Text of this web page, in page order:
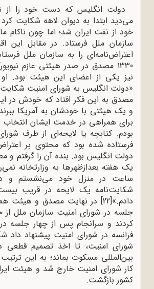
دولت انگلیس که دست خود را از
می‌دید ابتدا به دیوان لاهه شکایت
خود از نفت ایران شد؛ اما چون ناکام
سازمان ملل فرستاد. در مقابل این
اعتراض‌نامه‌ای را به سازمان ملل
1330 مصدق در صدر هیئتی عازم
نیز یکی از اعضای این هیئت بود. او
«دولت انگلیس به شورای امنیت شکایت
مصدق به این فکر افتاد که خودش در
و یک هیئتی با خودشان به آمریکا
برای همراهی در خدمت ایشان انتخاب
بودم. کتابچه یا لایحه‌‌ای از طرف
فرستاده شده بود که محتوی بر
دولت انگلیس بود. بنده آن را گرفتم و
یک هفته بعدازظهرها به وزارتخانه
ساعت در منزل خود می‌‌نشستم و
شکایت‌‌نامه یک لایحه در قریب
دادم.»[22]
در نهایت مصدق و هیئت
جلسه در شورای امنیت سازمان ملل از
فرانسه در شورای امنیت پیشنهاد داد
شورای امنیت، تا اخذ تصمیم قطعی
بین‌المللی مسکوت بماند؛ به این ترتیب
کار شورای امنیت خارج شد و هیئت
کشور بازگشت.